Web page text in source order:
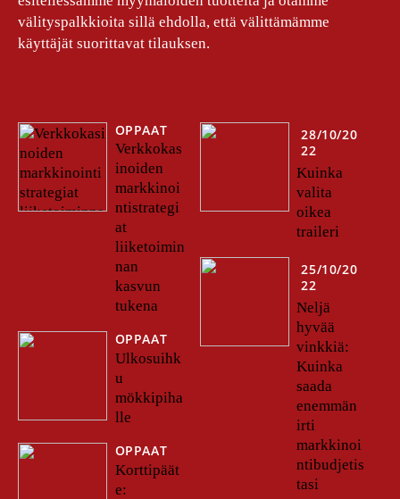
välityspalkkioita sillä ehdolla, että välittämämme
käyttäjät suorittavat tilauksen.
OPPAAT
Verkkokas
inoiden
markkinoi
ntistrategi
at
liiketoimin
nan
kasvun
tukena
OPPAAT
Ulkosuihk
u
mökkipiha
lle
OPPAAT
Korttipäät
e:
28/10/20
22
Kuinka
valita
oikea
traileri
25/10/20
22
Neljä
hyvää
vinkkiä:
Kuinka
saada
enemmän
irti
markkinoi
ntibudjetis
tasi